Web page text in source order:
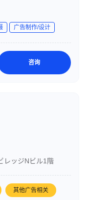
制作から、効果測
。
广告制作/设计
咨询
ッジNビル1階
其他广告相关